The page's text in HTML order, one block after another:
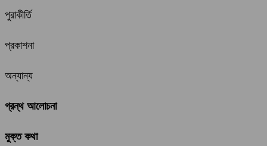
পুরাকীর্তি
প্রকাশনা
অন্যান্য
গ্রন্থ আলোচনা
মুক্ত কথা